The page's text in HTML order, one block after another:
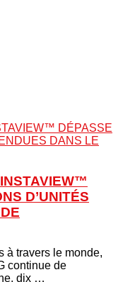
D’UNITÉS
à travers le monde,
continue de
dix …